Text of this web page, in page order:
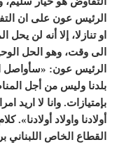
الرئيس عون على ان
او تنازلا، إلا أنه لن
الى وقت، وهو الحل
الرئيس عون: «سأواصل
بلدنا وليس من أجل
بإمتيازات. وانا لا اريد
أولادنا واولاد
القطاع الخاص